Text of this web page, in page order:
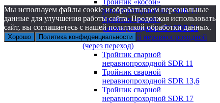
Тройник «косой»
равнопроходной 45° SDR 17
Тройник «косой»
равнопроходной 45° SDR 21
Тройник сварной неравнопроходной
(через переход)
Тройник сварной
неравнопроходной SDR 11
Тройник сварной
неравнопроходной SDR 13,6
Тройник сварной
неравнопроходной SDR 17
Мы используем файлы cookie и обрабатываем персональные
данные для улучшения работы сайта. Продолжая использовать
сайт, вы соглашаетесь с нашей политикой обработки данных.
Хорошо Политика конфиденциальности